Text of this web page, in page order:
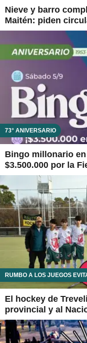
Nieve y barro
Maitén: piden
73° ANIVERSARIO
Bingo millonario
$3.500.000 por la
RUMBO A LOS JUEGOS
El hockey de
provincial y al